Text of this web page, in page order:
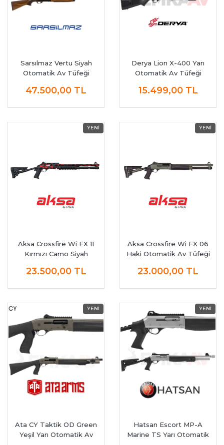
Sarsılmaz Vertu Siyah
Otomatik Av Tüfeği
47.500,00 TL
Derya Lion X-400 Yarı
Otomatik Av Tüfeği
15.499,00 TL
Aksa Crossfire Wi FX 11
Kırmızı Camo Siyah
23.500,00 TL
Aksa Crossfire Wi FX 06
Haki Otomatik Av Tüfeği
23.000,00 TL
Ata CY Taktik OD Green
Yeşil Yarı Otomatik Av
Hatsan Escort MP-A
Marine TS Yarı Otomatik